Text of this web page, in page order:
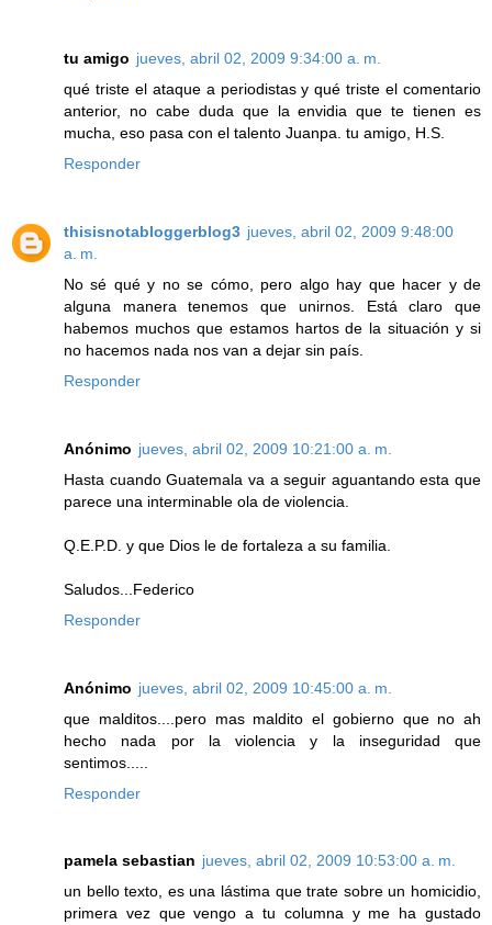
tu amigo jueves, abril 02, 2009 9:34:00 a. m.
qué triste el ataque a periodistas y qué triste el comentario
anterior, no cabe duda que la envidia que te tienen es
mucha, eso pasa con el talento Juanpa. tu amigo, H.S.
Responder
thisisnotabloggerblog3 jueves, abril 02, 2009 9:48:00
a. m.
No sé qué y no se cómo, pero algo hay que hacer y de
alguna manera tenemos que unirnos. Está claro que
habemos muchos que estamos hartos de la situación y si
no hacemos nada nos van a dejar sin país.
Responder
Anónimo jueves, abril 02, 2009 10:21:00 a. m.
Hasta cuando Guatemala va a seguir aguantando esta que
parece una interminable ola de violencia.
Q.E.P.D. y que Dios le de fortaleza a su familia.
Saludos...Federico
Responder
Anónimo jueves, abril 02, 2009 10:45:00 a. m.
que malditos....pero mas maldito el gobierno que no ah
hecho nada por la violencia y la inseguridad que
sentimos.....
Responder
pamela sebastian jueves, abril 02, 2009 10:53:00 a. m.
un bello texto, es una lástima que trate sobre un homicidio,
primera vez que vengo a tu columna y me ha gustado